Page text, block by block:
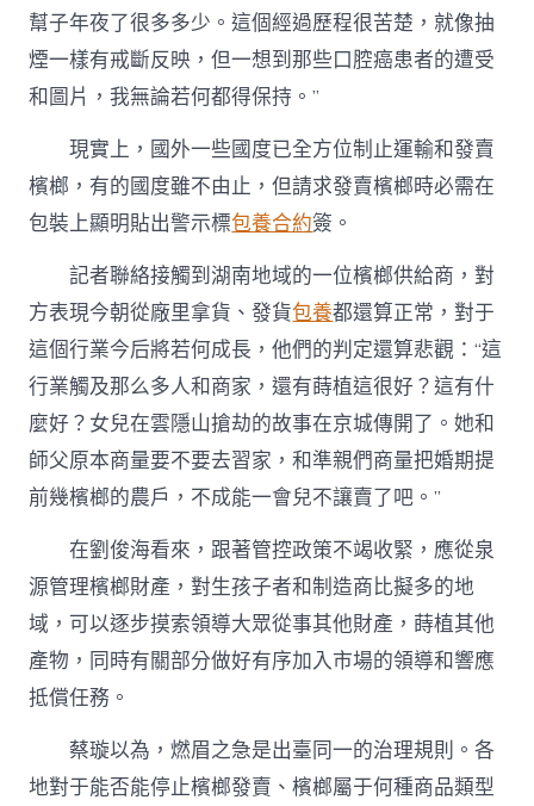
幫子年夜了很多多少。這個經過歷程很苦楚，就像抽
煙一樣有戒斷反映，但一想到那些口腔癌患者的遭受
和圖片，我無論若何都得保持。”
現實上，國外一些國度已全方位制止運輸和發賣
檳榔，有的國度雖不由止，但請求發賣檳榔時必需在
包裝上顯明貼出警示標包養合約簽。
記者聯絡接觸到湖南地域的一位檳榔供給商，對
方表現今朝從廠里拿貨、發貨包養都還算正常，對于
這個行業今后將若何成長，他們的判定還算悲觀：“這
行業觸及那么多人和商家，還有蒔植這很好？這有什
麼好？女兒在雲隱山搶劫的故事在京城傳開了。她和
師父原本商量要不要去習家，和準親們商量把婚期提
前幾檳榔的農戶，不成能一會兒不讓賣了吧。”
在劉俊海看來，跟著管控政策不竭收緊，應從泉
源管理檳榔財產，對生孩子者和制造商比擬多的地
域，可以逐步摸索領導大眾從事其他財產，蒔植其他
產物，同時有關部分做好有序加入市場的領導和響應
抵償任務。
蔡璇以為，燃眉之急是出臺同一的治理規則。各
地對于能否能停止檳榔發賣、檳榔屬于何種商品類型